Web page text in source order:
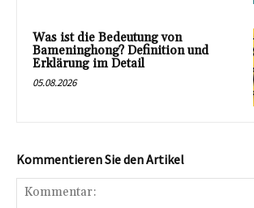
Was ist die Bedeutung von
Bameninghong? Definition und
Erklärung im Detail
05.08.2026
Kommentieren Sie den Artikel